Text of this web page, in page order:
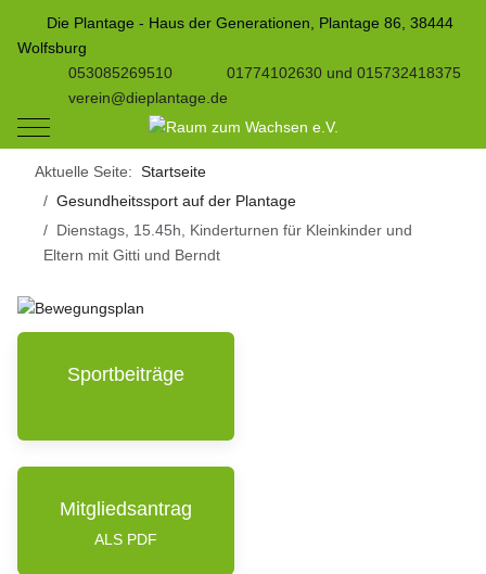
Die Plantage - Haus der Generationen, Plantage 86, 38444
Wolfsburg
053085269510
01774102630 und 015732418375
verein@dieplantage.de
Mobile Menu Toggle
Aktuelle Seite:Startseite
Gesundheitssport auf der Plantage
Dienstags, 15.45h, Kinderturnen für Kleinkinder und
Eltern mit Gitti und Berndt
Sportbeiträge
Mitgliedsantrag
ALS PDF